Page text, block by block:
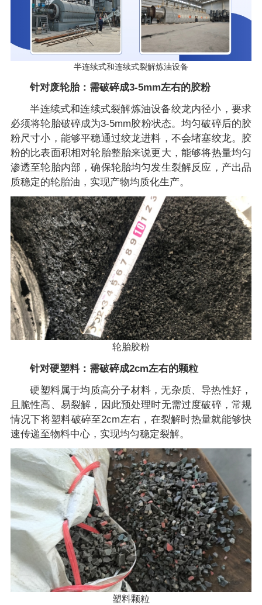
半连续式和连续式裂解炼油设备
针对废轮胎：需破碎成3-5mm左右的胶粉
半连续式和连续式裂解炼油设备绞龙内径小，要求
必须将轮胎破碎成为3-5mm胶粉状态。均匀破碎后的胶
粉尺寸小，能够平稳通过绞龙进料，不会堵塞绞龙。胶
粉的比表面积相对轮胎整胎来说更大，能够将热量均匀
渗透至轮胎内部，确保轮胎均匀发生裂解反应，产出品
质稳定的轮胎油，实现产物均质化生产。
轮胎胶粉
针对硬塑料：需破碎成2cm左右的颗粒
硬塑料属于均质高分子材料，无杂质、导热性好，
且脆性高、易裂解，因此预处理时无需过度破碎，常规
情况下将塑料破碎至2cm左右，在裂解时热量就能够快
速传递至物料中心，实现均匀稳定裂解。
塑料颗粒